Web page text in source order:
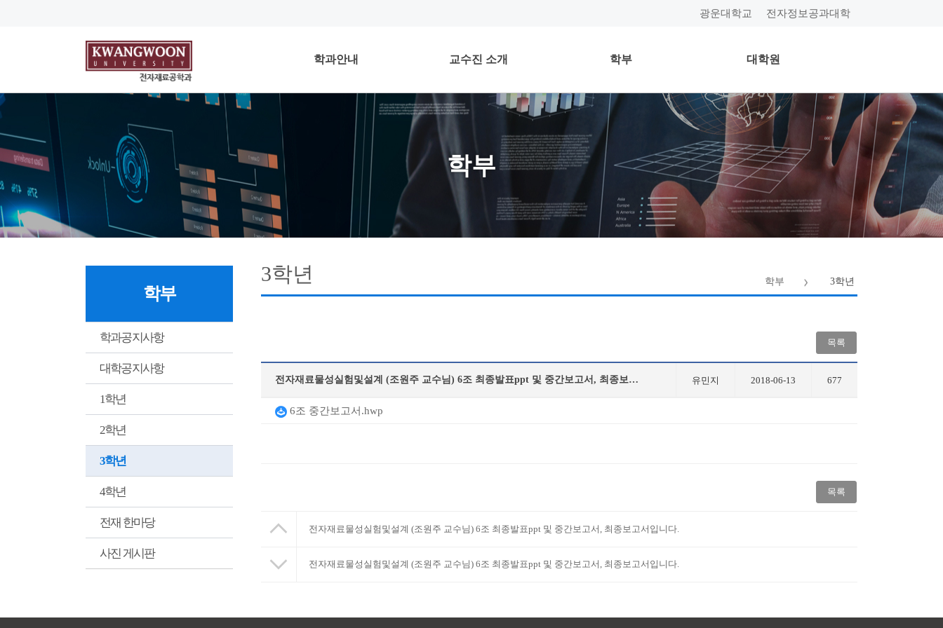
광운대학교 전자정보공과대학
학과안내 교수진 소개 학부 대학원
학부
학부
학과공지사항
대학공지사항
1학년
2학년
3학년
4학년
전재 한마당
사진 게시판
학부 3학년
3학년
목록
전자재료물성실험및설계 (조원주 교수님) 6조 최종발표ppt 및 중간보고서, 최종보고서입니다. 유민지 2018-06-13 677
6조 중간보고서.hwp
목록
전자재료물성실험및설계 (조원주 교수님) 6조 최종발표ppt 및 중간보고서, 최종보고서입니다.
전자재료물성실험및설계 (조원주 교수님) 6조 최종발표ppt 및 중간보고서, 최종보고서입니다.